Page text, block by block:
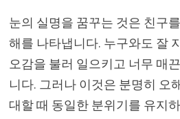
눈의 실명을 꿈꾸는 것은 친구
해를 나타냅니다. 누구와도 잘
오감을 불러 일으키고 너무 매
니다. 그러나 이것은 분명히 오
대할 때 동일한 분위기를 유지